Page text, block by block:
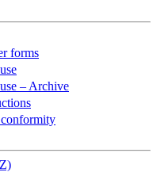
forms
– Archive